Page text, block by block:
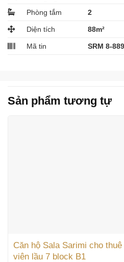
Phòng tắm 2
Diện tích 88m²
Mã tin SRM 8-
Sản phẩm tương tự
Căn hộ Sala Sarimi cho
viên lầu 7 block B1